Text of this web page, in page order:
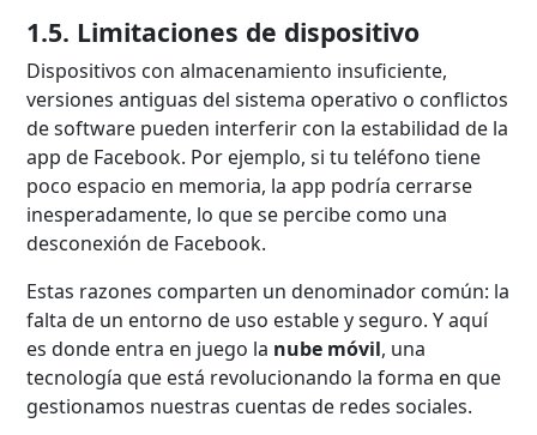
1.5. Limitaciones de dispositivo
Dispositivos con almacenamiento insuficiente,
versiones antiguas del sistema operativo o conflictos
de software pueden interferir con la estabilidad de la
app de Facebook. Por ejemplo, si tu teléfono tiene
poco espacio en memoria, la app podría cerrarse
inesperadamente, lo que se percibe como una
desconexión de Facebook.
Estas razones comparten un denominador común: la
falta de un entorno de uso estable y seguro. Y aquí
es donde entra en juego la nube móvil, una
tecnología que está revolucionando la forma en que
gestionamos nuestras cuentas de redes sociales.